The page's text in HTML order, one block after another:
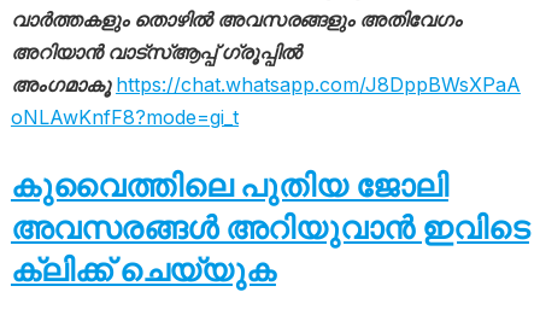
വാർത്തകളും തൊഴിൽ അവസരങ്ങളും അതിവേഗം
അറിയാൻ വാട്സ്ആപ്പ് ഗ്രൂപ്പിൽ
അംഗമാകൂ https://chat.whatsapp.com/J8DppBWsXPaA
oNLAwKnfF8?mode=gi_t
കുവൈത്തിലെ പുതിയ ജോലി
അവസരങ്ങൾ അറിയുവാൻ ഇവിടെ
ക്ലിക്ക് ചെയ്യുക